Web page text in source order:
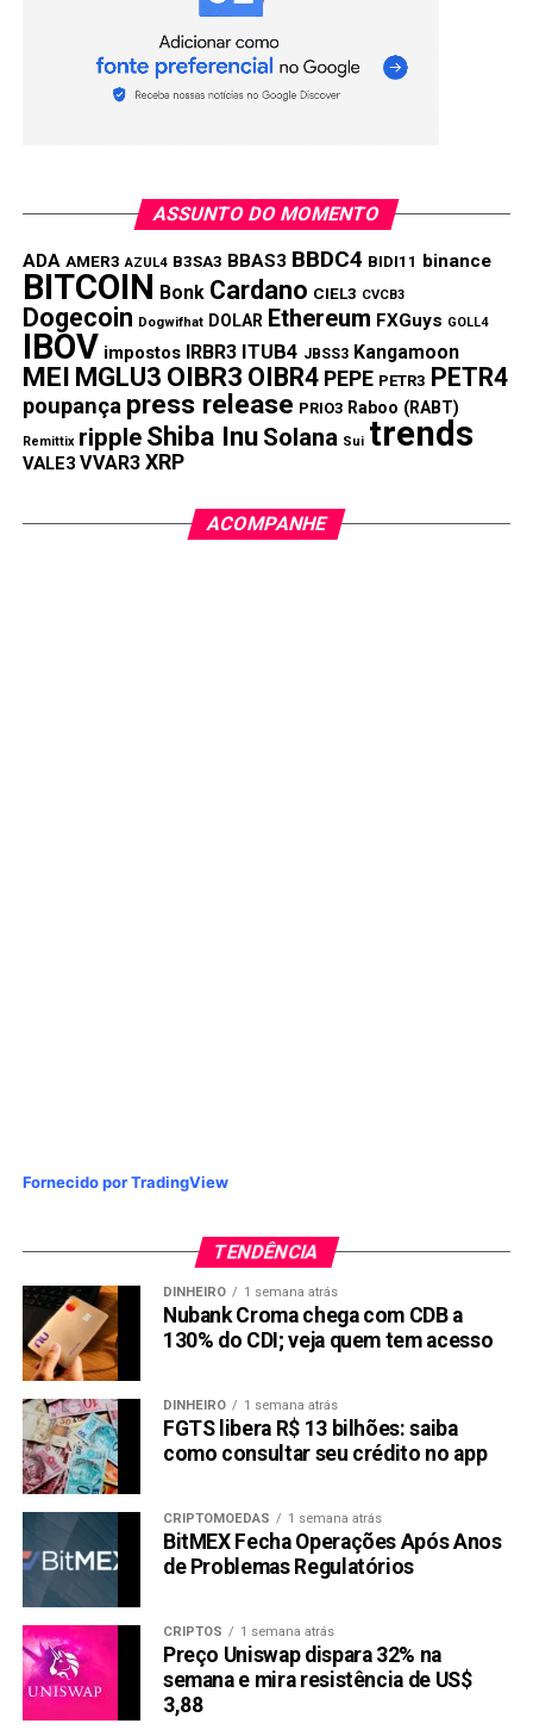
Link
WhatsApp
Twitter
Facebook
Reddit
TÓPICOS RELACIONADOS: BBSE3
HAPV3 VALE3
NÃO PERCA:
Ativa Investimentos altera carteira semanal; Veja o
que mudou
ASSUNTO DO MOMENTO
ADA AMER3 AZUL4 B3SA3 BBAS3 BBDC4 BIDI11 binance
BITCOIN Bonk Cardano CIEL3 CVCB3
Dogecoin Dogwifhat DOLAR Ethereum FXGuys GOLL4
IBOV impostos IRBR3 ITUB4 JBSS3 Kangamoon
MEI MGLU3 OIBR3 OIBR4 PEPE PETR3 PETR4
poupança press release PRIO3 Raboo (RABT)
Remittix ripple Shiba Inu Solana Sui trends
VALE3 VVAR3 XRP
ACOMPANHE
Fornecido por TradingView
TENDÊNCIA
DINHEIRO 1 semana atrás
Nubank Croma chega com CDB a
130% do CDI; veja quem tem acesso
DINHEIRO 1 semana atrás
FGTS libera R$ 13 bilhões: saiba
como consultar seu crédito no app
CRIPTOMOEDAS 1 semana atrás
BitMEX Fecha Operações Após Anos
de Problemas Regulatórios
CRIPTOS 1 semana atrás
Preço Uniswap dispara 32% na
semana e mira resistência de US$
3,88